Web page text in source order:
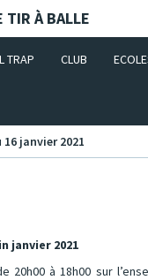
TIR À BALLE
TRAP CLUB
janvier 2021
janvier 2021
20h00 à 18h00 sur